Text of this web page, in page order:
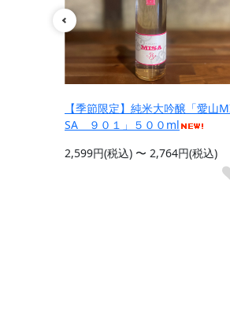
【季節限定】純米大吟醸「愛山
SA ９０１」５００ml
2,599円(税込) 〜 2,764円(税込)